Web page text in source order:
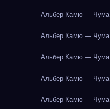
Альбер Камю — Чума
Альбер Камю — Чума
Альбер Камю — Чума
Альбер Камю — Чума
Альбер Камю — Чума